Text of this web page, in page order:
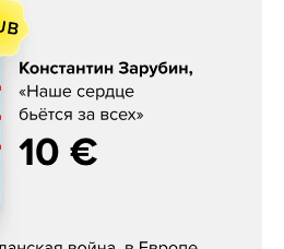
«Наше сердце